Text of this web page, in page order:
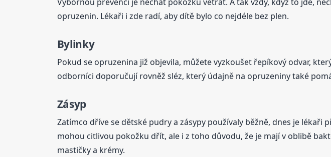
opruzenin. Lékaři i zde radí, aby dítě bylo co nejdéle bez plen.
Bylinky
Pokud se opruzenina již objevila, můžete vyzkoušet řepíkový odvar,
odborníci doporučují rovněž sléz, který údajně na opruzeniny také
Zásyp
Zatímco dříve se dětské pudry a zásypy používaly běžně, dnes je
mohou citlivou pokožku dřít, ale i z toho důvodu, že je mají v oblibě
mastičky a krémy.